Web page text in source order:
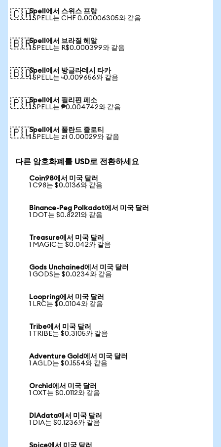
🇨🇭Spell에서 스위스 프랑
1 SPELL는 CHF 0.00006305와 같음
🇧🇷Spell에서 브라질 헤알
1 SPELL는 R$0.000399와 같음
🇧🇩Spell에서 방글라데시 타카
1 SPELL는 ৳0.009656와 같음
🇵🇭Spell에서 필리핀 페소
1 SPELL는 ₱0.004742와 같음
🇵🇱Spell에서 폴란드 즐로티
1 SPELL는 zł 0.00029와 같음
다른 암호화폐를 USD로 전환하세요
Coin98에서 미국 달러
1 C98는 $0.0136와 같음
Binance-Peg Polkadot에서 미국 달러
1 DOT는 $0.8221와 같음
Treasure에서 미국 달러
1 MAGIC는 $0.042와 같음
Gods Unchained에서 미국 달러
1 GODS는 $0.0234와 같음
Loopring에서 미국 달러
1 LRC는 $0.0104와 같음
Tribe에서 미국 달러
1 TRIBE는 $0.3105와 같음
Adventure Gold에서 미국 달러
1 AGLD는 $0.1554와 같음
Orchid에서 미국 달러
1 OXT는 $0.0112와 같음
DIAdata에서 미국 달러
1 DIA는 $0.1236와 같음
Spice에서 미국 달러